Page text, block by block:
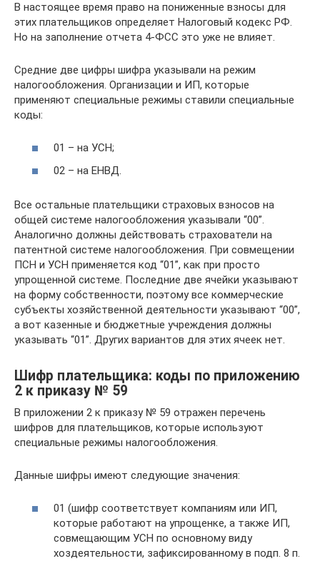
В настоящее время право на пониженные взносы для
этих плательщиков определяет Налоговый кодекс РФ.
Но на заполнение отчета 4-ФСС это уже не влияет.
Средние две цифры шифра указывали на режим
налогообложения. Организации и ИП, которые
применяют специальные режимы ставили специальные
коды:
01 – на УСН;
02 – на ЕНВД.
Все остальные плательщики страховых взносов на
общей системе налогообложения указывали “00”.
Аналогично должны действовать страхователи на
патентной системе налогообложения. При совмещении
ПСН и УСН применяется код “01”, как при просто
упрощенной системе. Последние две ячейки указывают
на форму собственности, поэтому все коммерческие
субъекты хозяйственной деятельности указывают “00”,
а вот казенные и бюджетные учреждения должны
указывать “01”. Других вариантов для этих ячеек нет.
Шифр плательщика: коды по приложению
2 к приказу № 59
В приложении 2 к приказу № 59 отражен перечень
шифров для плательщиков, которые используют
специальные режимы налогообложения.
Данные шифры имеют следующие значения:
01 (шифр соответствует компаниям или ИП,
которые работают на упрощенке, а также ИП,
совмещающим УСН по основному виду
хоздеятельности, зафиксированному в подп. 8 п.